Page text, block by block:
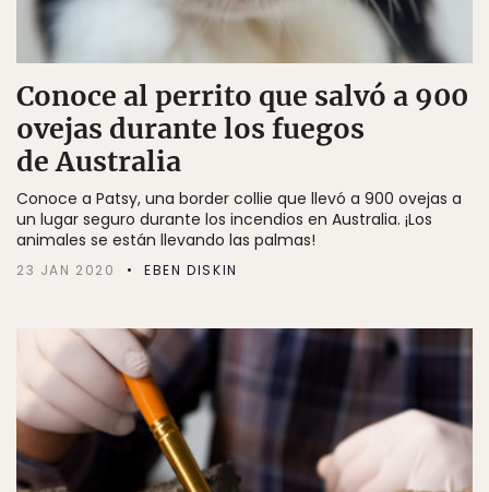
Conoce al perrito que salvó a 900
ovejas durante los fuegos
de Australia
Conoce a Patsy, una border collie que llevó a 900 ovejas a
un lugar seguro durante los incendios en Australia. ¡Los
animales se están llevando las palmas!
23 JAN 2020 EBEN DISKIN